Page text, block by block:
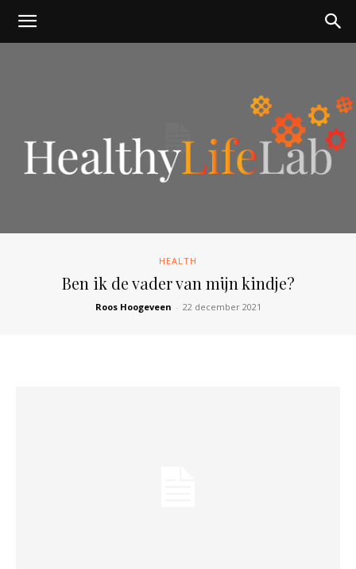
HEALTH
Ben ik de vader van mijn kindje?
Roos Hoogeveen - 22 december 2021